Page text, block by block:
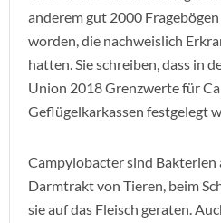
anderem gut 2000
worden, die nachweislich
hatten. Sie schreiben, dass in
Union 2018 Grenzwerte für
Geflügelkarkassen festgelegt
Campylobacter sind Bakterien
Darmtrakt von Tieren, beim
sie auf das Fleisch geraten.